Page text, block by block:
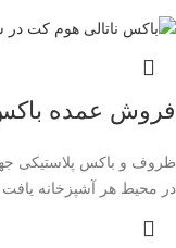
فروش عمده
ظروف و باکس پلاستیکی
در محیط هر آشپزخانه